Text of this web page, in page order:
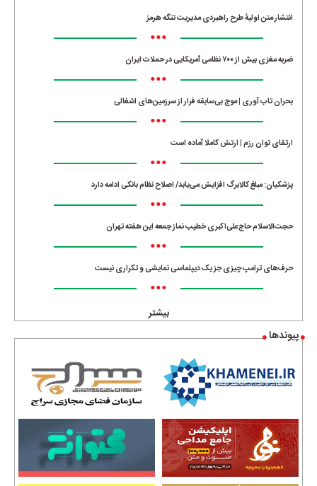
انتشار متن اولیۀ طرح راهبردی مدیریت تنگه هرمز
•••
ضربه مغزی بیش از ۷۰۰ نظامی آمریکایی در حملات ایران
•••
بحران تاب آوری | موج بی‌سابقه فرار از سرزمین‌های اشغالی
•••
ارتقای توان رزم | ارتش کاملا آماده است
•••
پزشکیان: مبلغ کالابرگ افزایش می‌یابد/ اصلاح نظام بانکی ادامه دارد
•••
حجت‌الاسلام حاج‌علی‌اکبری خطیب نماز جمعه این هفته تهران
•••
حرف‌های ترامپ چیزی جز یک دیپلماسی نمایشی و تکراری نیست
•••
بیشتر
پیوندها